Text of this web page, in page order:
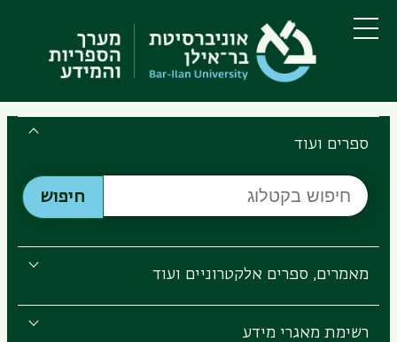
לתוכן
העיקרי
לתפריט
ניווט
ראשי
תפריט
Search
the
Ilan
Libraries
ספרים ועוד
חיפוש
בקטלוג
חיפוש
מאמרים, ספרים אלקטרוניים ועוד
רשימת מאגרי מידע